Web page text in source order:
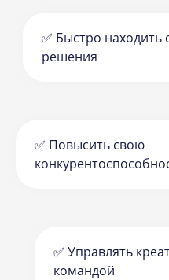
✅ Быстро
решения
✅ Повысить свою
✅ Управлять
командой